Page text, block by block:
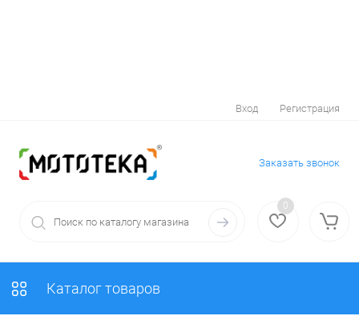
Вход Регистрация
Заказать звонок
0
Каталог товаров